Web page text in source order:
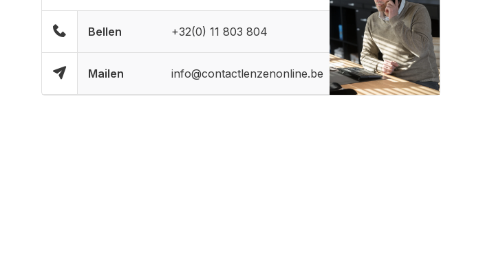
Bellen +32(0) 11 803 804
Mailen info@contactlenzenonline.be